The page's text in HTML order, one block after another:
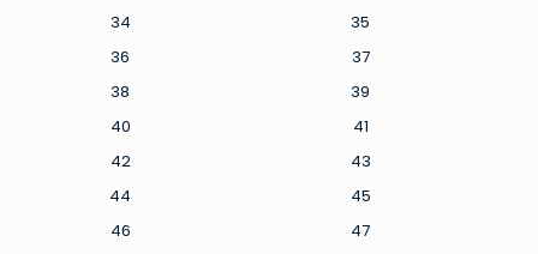
34
35
36
37
38
39
40
41
42
43
44
45
46
47